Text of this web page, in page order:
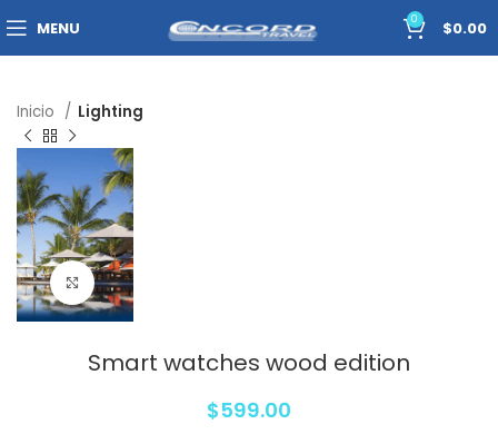
MENU 0 $0.00
Inicio Lighting
Click to enlarge
Smart watches wood edition
$599.00